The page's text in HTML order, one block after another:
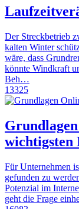
Der Streckbetrieb
kalten Winter
wäre, dass
könnte Windkraft
Beh…
13325
wichtigsten
Für Unternehmen
gefunden zu
Potenzial im
geht die Frage